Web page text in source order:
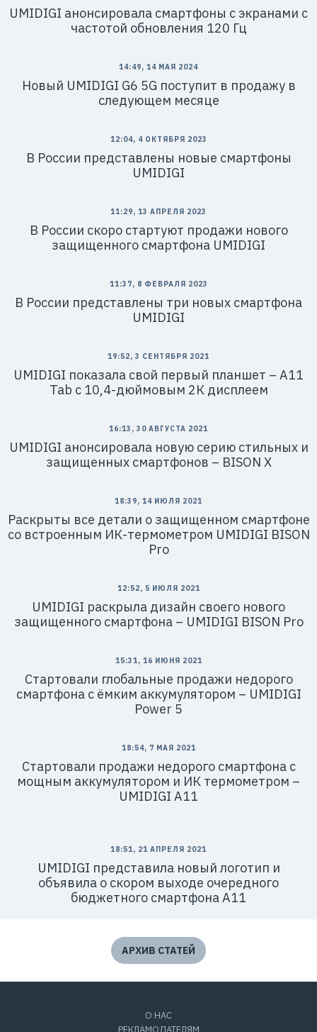
UMIDIGI анонсировала смартфоны с экранами с
частотой обновления 120 Гц
14:49, 14 МАЯ 2024
Новый UMIDIGI G6 5G поступит в продажу в
следующем месяце
12:04, 4 ОКТЯБРЯ 2023
В России представлены новые смартфоны
UMIDIGI
11:29, 13 АПРЕЛЯ 2023
В России скоро стартуют продажи нового
защищенного смартфона UMIDIGI
11:37, 8 ФЕВРАЛЯ 2023
В России представлены три новых смартфона
UMIDIGI
19:52, 3 СЕНТЯБРЯ 2021
UMIDIGI показала свой первый планшет – A11
Tab с 10,4-дюймовым 2К дисплеем
16:13, 30 АВГУСТА 2021
UMIDIGI анонсировала новую серию стильных и
защищенных смартфонов – BISON X
18:39, 14 ИЮЛЯ 2021
Раскрыты все детали о защищенном смартфоне
со встроенным ИК-термометром UMIDIGI BISON
Pro
12:52, 5 ИЮЛЯ 2021
UMIDIGI раскрыла дизайн своего нового
защищенного смартфона – UMIDIGI BISON Pro
15:31, 16 ИЮНЯ 2021
Стартовали глобальные продажи недорого
смартфона с ёмким аккумулятором – UMIDIGI
Power 5
18:54, 7 МАЯ 2021
Стартовали продажи недорого смартфона с
мощным аккумулятором и ИК термометром –
UMIDIGI A11
18:51, 21 АПРЕЛЯ 2021
UMIDIGI представила новый логотип и
объявила о скором выходе очередного
бюджетного смартфона A11
АРХИВ СТАТЕЙ
О НАС
РЕКЛАМОДАТЕЛЯМ